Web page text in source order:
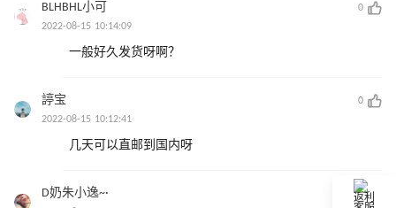
BLHBHL小可
0
2022-08-15 10:14:09
一般好久发货呀啊？
諪宝
0
2022-08-15 10:12:41
几天可以直邮到国内呀
D奶朱小逸~·
0
返利